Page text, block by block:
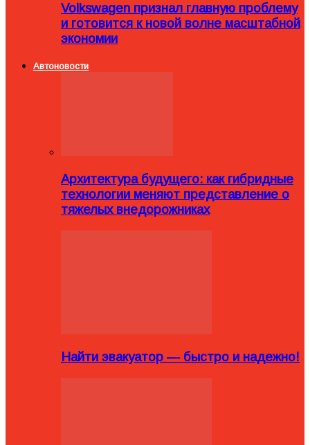
Volkswagen признал главную проблему
и готовится к новой волне масштабной
экономии
Автоновости
Архитектура будущего: как гибридные
технологии меняют представление о
тяжелых внедорожниках
Найти эвакуатор — быстро и надежно!